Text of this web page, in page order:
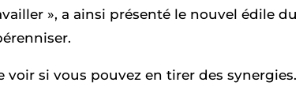
», a ainsi présenté le nouvel édile du
voir si vous pouvez en tirer des synergies.